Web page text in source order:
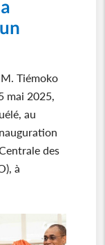
Tiémoko
mai 2025,
au
des
à